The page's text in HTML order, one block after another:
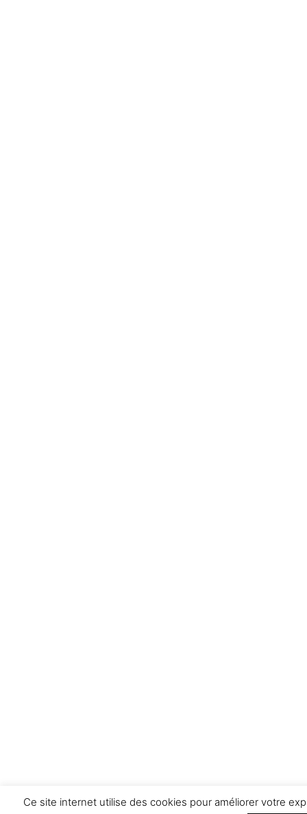
Ce site internet utilise des cookies pour améliorer votre